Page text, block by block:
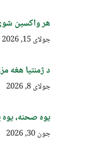
هر واکسین
جولای 15, 2026
د ژمنتیا هغه
جولای 8, 2026
یوه صحنه، یوه
جون 30, 2026